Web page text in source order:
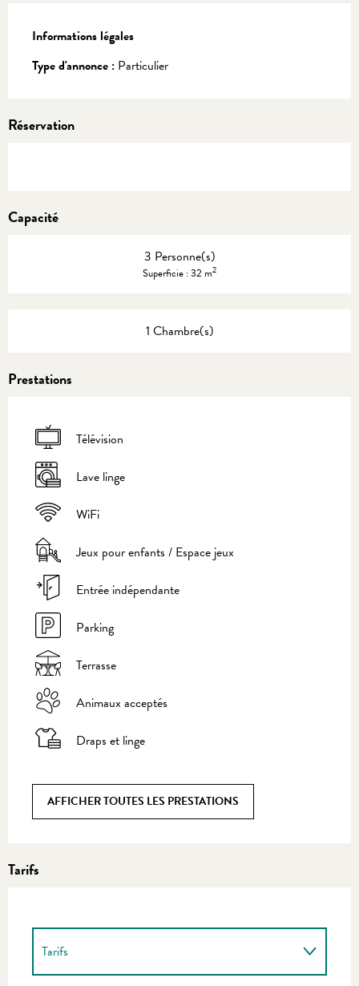
Informations légales
Informations légales
Type d'annonce : Particulier
Réservation
Capacité
3 Personne(s)
Superficie : 32 m2
1 Chambre(s)
Prestations
Télévision
Lave linge
WiFi
Jeux pour enfants / Espace jeux
Entrée indépendante
Parking
Terrasse
Animaux acceptés
Draps et linge
AFFICHER TOUTES LES PRESTATIONS
Tarifs
Tarifs